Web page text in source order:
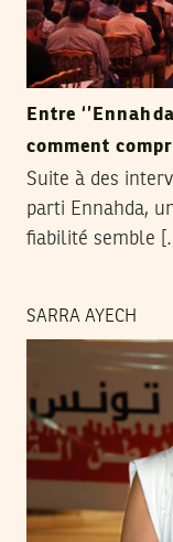
Entre
comment
Suite à des
parti Ennahda,
fiabilité semble
SARRA AYECH